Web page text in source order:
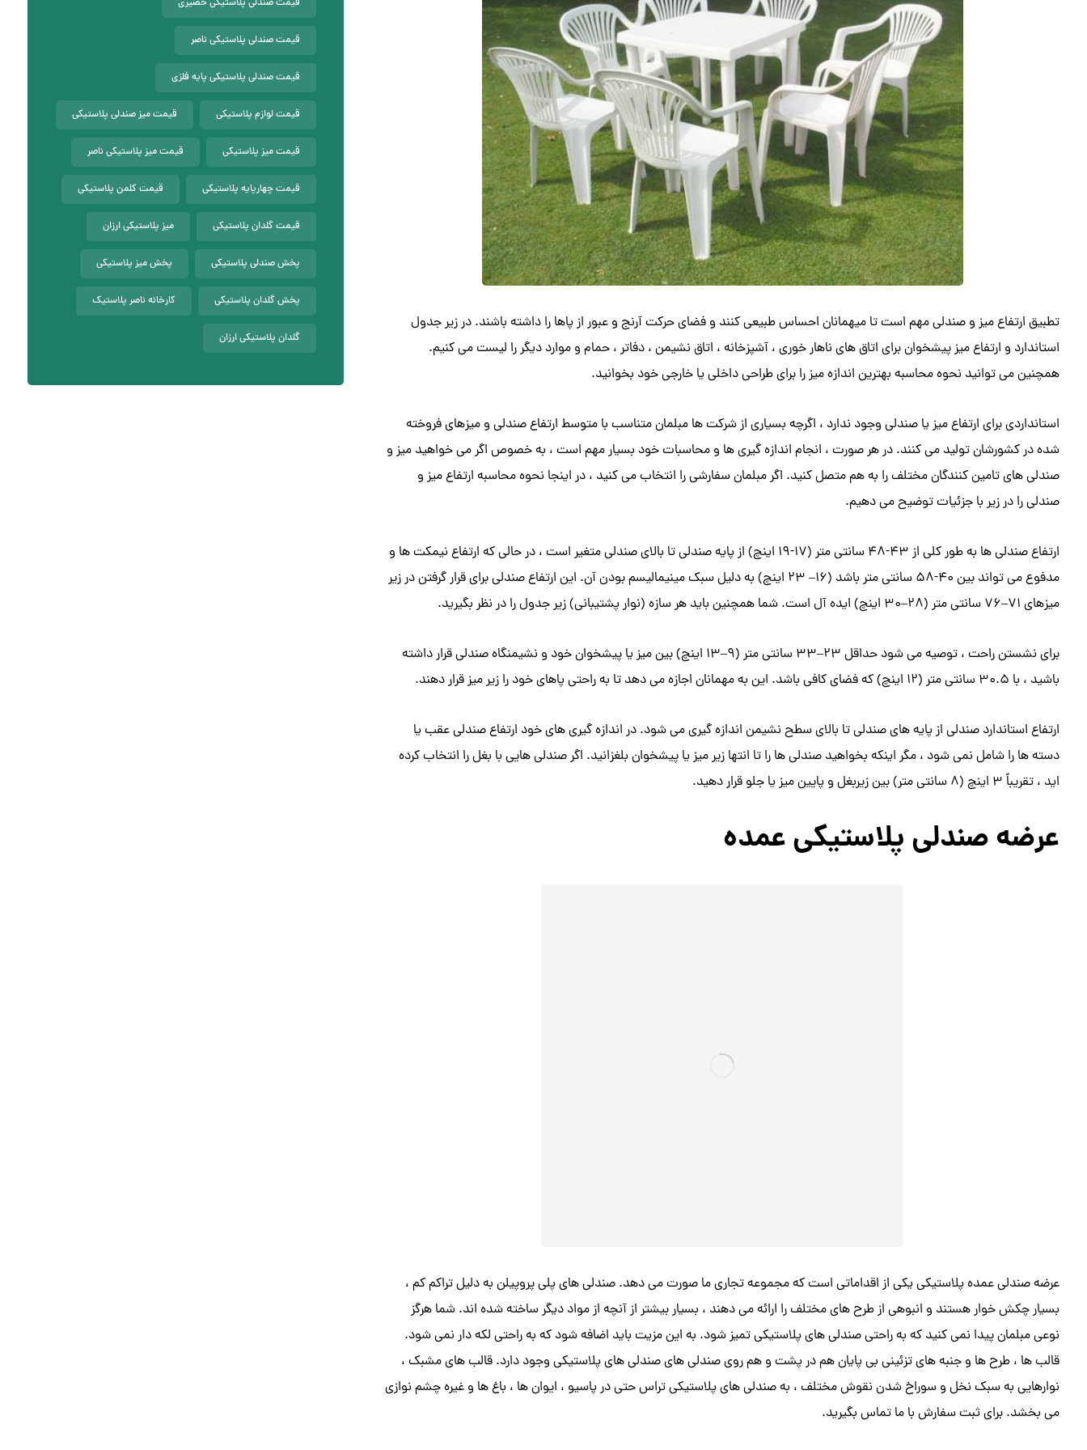
تطبیق ارتفاع میز و صندلی مهم است تا میهمانان احساس طبیعی کنند و فضای حرکت آرنج و عبور از پاها را داشته باشند. در زیر جدول
استاندارد و ارتفاع میز پیشخوان برای اتاق های ناهار خوری ، آشپزخانه ، اتاق نشیمن ، دفاتر ، حمام و موارد دیگر را لیست می کنیم.
همچنین می توانید نحوه محاسبه بهترین اندازه میز را برای طراحی داخلی یا خارجی خود بخوانید.
استانداردی برای ارتفاع میز یا صندلی وجود ندارد ، اگرچه بسیاری از شرکت ها مبلمان متناسب با متوسط ​​ارتفاع صندلی و میزهای فروخته
شده در کشورشان تولید می کنند. در هر صورت ، انجام اندازه گیری ها و محاسبات خود بسیار مهم است ، به خصوص اگر می خواهید میز و
صندلی های تامین کنندگان مختلف را به هم متصل کنید. اگر مبلمان سفارشی را انتخاب می کنید ، در اینجا نحوه محاسبه ارتفاع میز و
صندلی را در زیر با جزئیات توضیح می دهیم.
ارتفاع صندلی ها به طور کلی از 43-48 سانتی متر (17-19 اینچ) از پایه صندلی تا بالای صندلی متغیر است ، در حالی که ارتفاع نیمکت ها و
مدفوع می تواند بین 40-58 سانتی متر باشد (16– 23 اینچ) به دلیل سبک مینیمالیسم بودن آن. این ارتفاع صندلی برای قرار گرفتن در زیر
میزهای 71–76 سانتی متر (28–30 اینچ) ایده آل است. شما همچنین باید هر سازه (نوار پشتیبانی) زیر جدول را در نظر بگیرید.
برای نشستن راحت ، توصیه می شود حداقل 23–33 سانتی متر (9–13 اینچ) بین میز یا پیشخوان خود و نشیمنگاه صندلی قرار داشته
باشید ، با 30.5 سانتی متر (12 اینچ) که فضای کافی باشد. این به مهمانان اجازه می دهد تا به راحتی پاهای خود را زیر میز قرار دهند.
ارتفاع استاندارد صندلی از پایه های صندلی تا بالای سطح نشیمن اندازه گیری می شود. در اندازه گیری های خود ارتفاع صندلی عقب یا
دسته ها را شامل نمی شود ، مگر اینکه بخواهید صندلی ها را تا انتها زیر میز یا پیشخوان بلغزانید. اگر صندلی هایی با بغل را انتخاب کرده
اید ، تقریباً 3 اینچ (8 سانتی متر) بین زیربغل و پایین میز یا جلو قرار دهید.
عرضه صندلی پلاستیکی عمده
عرضه صندلی عمده پلاستیکی یکی از اقداماتی است که مجموعه تجاری ما صورت می دهد. صندلی های پلی پروپیلن به دلیل تراکم کم ،
بسیار چکش خوار هستند و انبوهی از طرح های مختلف را ارائه می دهند ، بسیار بیشتر از آنچه از مواد دیگر ساخته شده اند. شما هرگز
نوعی مبلمان پیدا نمی کنید که به راحتی صندلی های پلاستیکی تمیز شود. به این مزیت باید اضافه شود که به راحتی لکه دار نمی شود.
قالب ها ، طرح ها و جنبه های تزئینی بی پایان هم در پشت و هم روی صندلی های صندلی های پلاستیکی وجود دارد. قالب های مشبک ،
نوارهایی به سبک نخل و سوراخ شدن نقوش مختلف ، به صندلی های پلاستیکی تراس حتی در پاسیو ، ایوان ها ، باغ ها و غیره چشم نوازی
می بخشد. برای ثبت سفارش با ما تماس بگیرید.
قیمت صندلی پلاستیکی حصیری
قیمت صندلی پلاستیکی ناصر
قیمت صندلی پلاستیکی پایه فلزی
قیمت لوازم پلاستیکی قیمت میز صندلی پلاستیکی
قیمت میز پلاستیکی قیمت میز پلاستیکی ناصر
قیمت چهارپایه پلاستیکی قیمت کلمن پلاستیکی
قیمت گلدان پلاستیکی میز پلاستیکی ارزان
پخش صندلی پلاستیکی پخش میز پلاستیکی
پخش گلدان پلاستیکی کارخانه ناصر پلاستیک
گلدان پلاستیکی ارزان